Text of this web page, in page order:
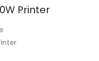
Printer